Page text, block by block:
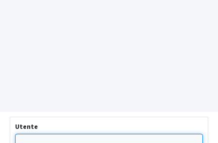
Utente